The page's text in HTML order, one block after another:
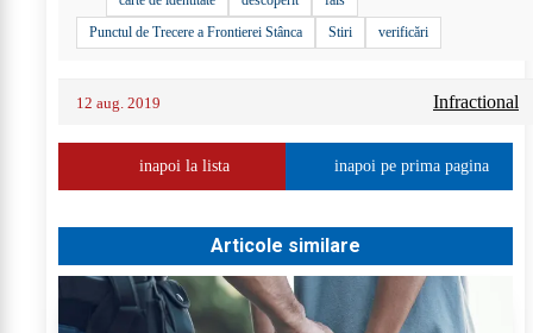
Punctul de Trecere a Frontierei Stânca
Stiri verificări
12 aug. 2019 Infractional
inapoi la lista inapoi pe prima pagina
Articole similare